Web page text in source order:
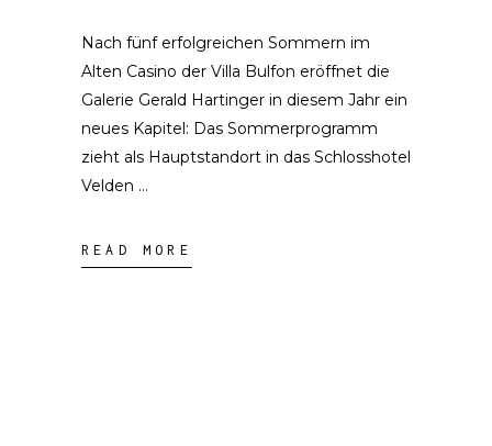
Nach fünf erfolgreichen Sommern im
Alten Casino der Villa Bulfon eröffnet die
Galerie Gerald Hartinger in diesem Jahr ein
neues Kapitel: Das Sommerprogramm
zieht als Hauptstandort in das Schlosshotel
Velden
READ MORE